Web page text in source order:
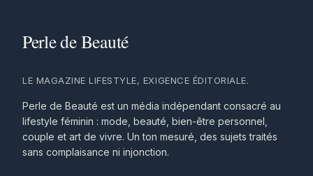
LE MAGAZINE LIFESTYLE, EXIGENCE ÉDITORIALE.
Perle de Beauté est un média indépendant consacré au
lifestyle féminin : mode, beauté, bien-être personnel,
couple et art de vivre. Un ton mesuré, des sujets traités
sans complaisance ni injonction.